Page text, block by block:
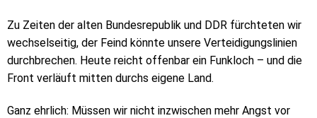
Zu Zeiten der alten Bundesrepublik und DDR fürchteten wir
wechselseitig, der Feind könnte unsere Verteidigungslinien
durchbrechen. Heute reicht offenbar ein Funkloch – und die
Front verläuft mitten durchs eigene Land.
Ganz ehrlich: Müssen wir nicht inzwischen mehr Angst vor